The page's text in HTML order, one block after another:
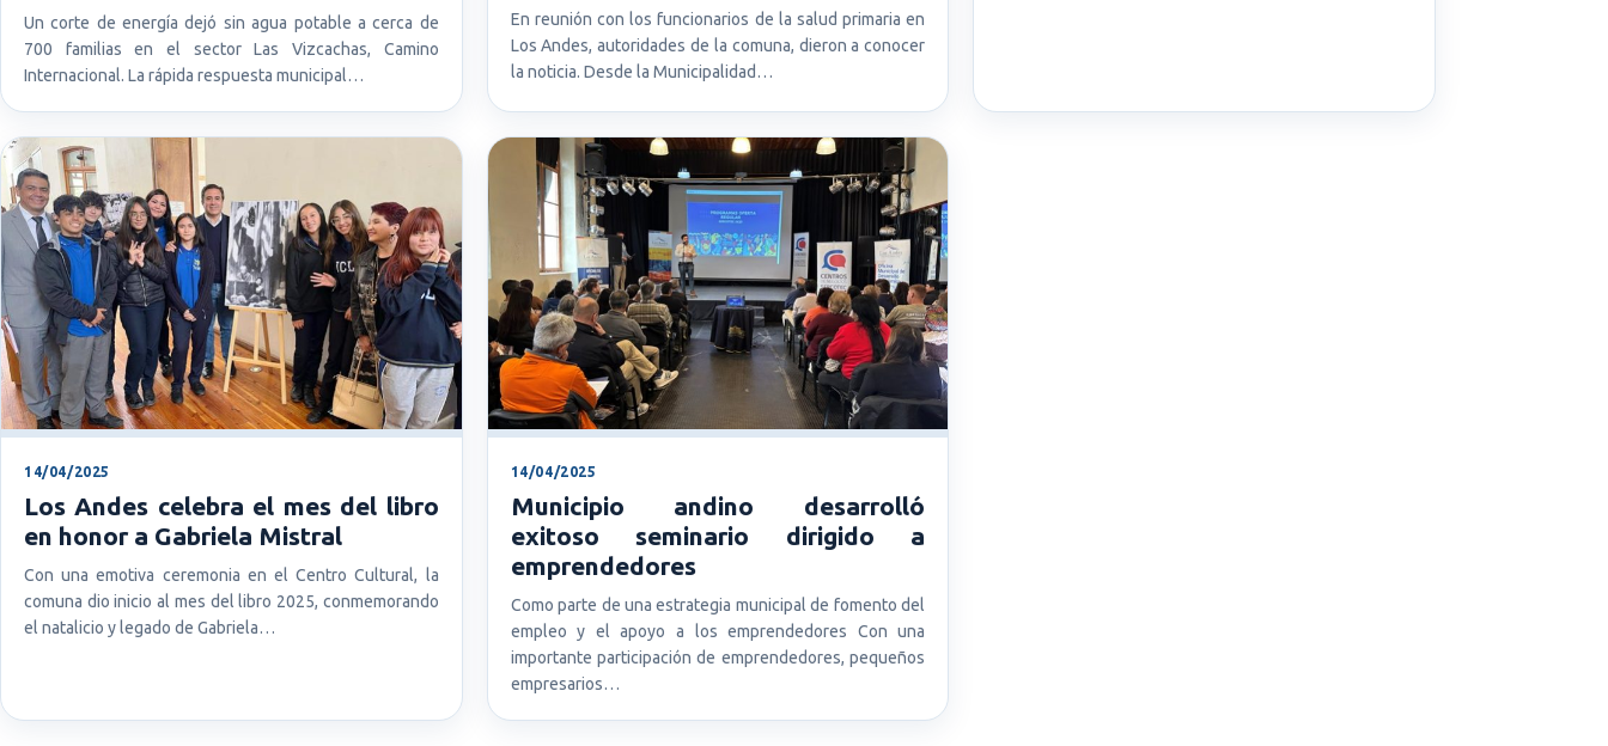
Un corte de energía dejó sin agua potable a cerca de
700 familias en el sector Las Vizcachas, Camino
Internacional. La rápida respuesta municipal…
En reunión con los funcionarios de la salud primaria en
Los Andes, autoridades de la comuna, dieron a conocer
la noticia. Desde la Municipalidad…
14/04/2025
Los Andes celebra el mes del libro
en honor a Gabriela Mistral
Con una emotiva ceremonia en el Centro Cultural, la
comuna dio inicio al mes del libro 2025, conmemorando
el natalicio y legado de Gabriela…
14/04/2025
Municipio andino desarrolló
exitoso seminario dirigido a
emprendedores
Como parte de una estrategia municipal de fomento del
empleo y el apoyo a los emprendedores Con una
importante participación de emprendedores, pequeños
empresarios…